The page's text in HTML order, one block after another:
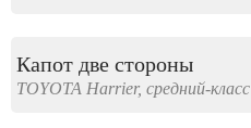
Капот две стороны
TOYOTA Harrier, средний-класс